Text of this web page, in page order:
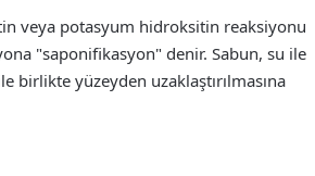
veya potasyum hidroksitin reaksiyonu
"saponifikasyon" denir. Sabun, su ile
yüzeyden uzaklaştırılmasına